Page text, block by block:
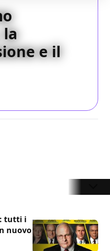
la
e il
tutti i
nuovo